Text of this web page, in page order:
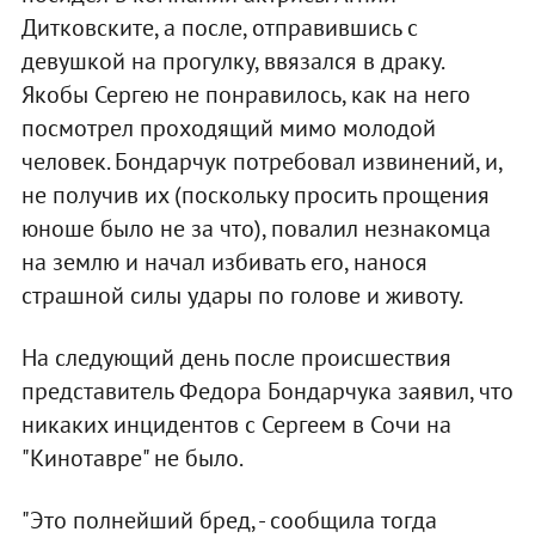
Дитковските, а после, отправившись с
девушкой на прогулку, ввязался в драку.
Якобы Сергею не понравилось, как на него
посмотрел проходящий мимо молодой
человек. Бондарчук потребовал извинений, и,
не получив их (поскольку просить прощения
юноше было не за что), повалил незнакомца
на землю и начал избивать его, нанося
страшной силы удары по голове и животу.
На следующий день после происшествия
представитель Федора Бондарчука заявил, что
никаких инцидентов с Сергеем в Сочи на
"Кинотавре" не было.
"Это полнейший бред, - сообщила тогда